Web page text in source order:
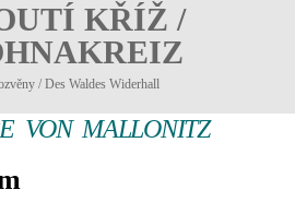
KŘÍŽ /
/ Des Waldes Widerhall
VON MALLONITZ